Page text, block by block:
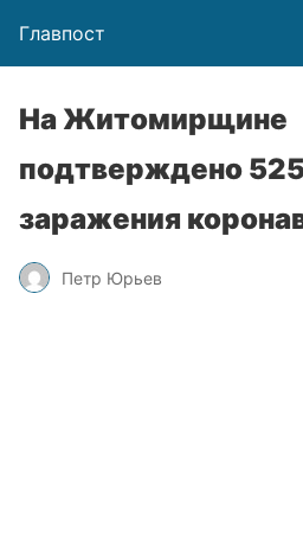
Главпост
На Житомирщине
подтверждено
заражения
Петр Юрьев